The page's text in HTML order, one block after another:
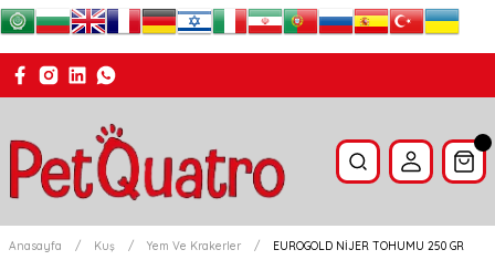
Anasayfa Kuş Yem Ve Krakerler EUROGOLD NİJER TOHUMU 250 GR